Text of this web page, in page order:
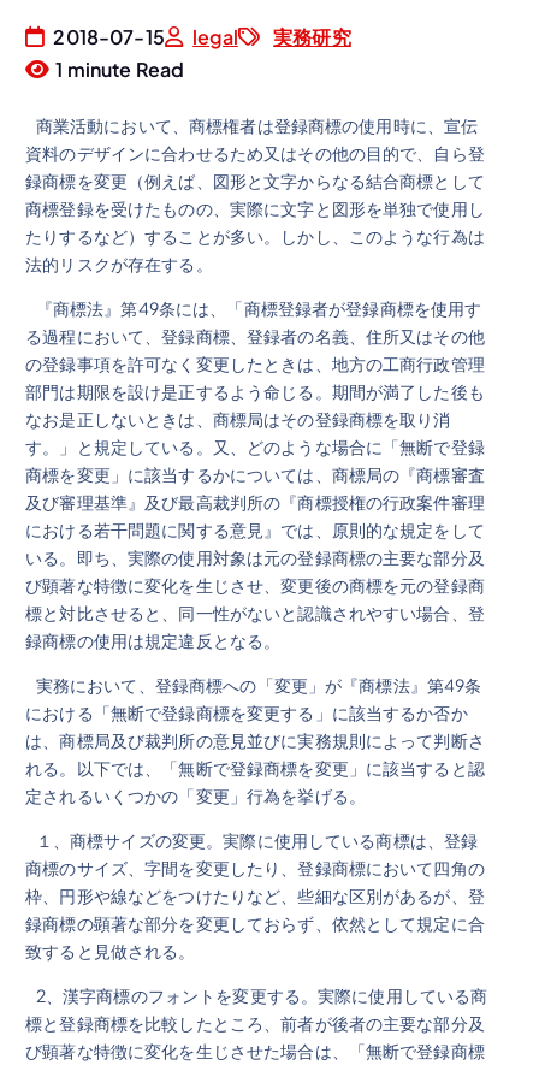
2018-07-15 legal
実務研究
1 minute Read
商業活動において、商標権者は登録商標の使用時に、宣伝
資料のデザインに合わせるため又はその他の目的で、自ら登
録商標を変更（例えば、図形と文字からなる結合商標として
商標登録を受けたものの、実際に文字と図形を単独で使用し
たりするなど）することが多い。しかし、このような行為は
法的リスクが存在する。
『商標法』第49条には、「商標登録者が登録商標を使用す
る過程において、登録商標、登録者の名義、住所又はその他
の登録事項を許可なく変更したときは、地方の工商行政管理
部門は期限を設け是正するよう命じる。期間が満了した後も
なお是正しないときは、商標局はその登録商標を取り消
す。」と規定している。又、どのような場合に「無断で登録
商標を変更」に該当するかについては、商標局の『商標審査
及び審理基準』及び最高裁判所の『商標授権の行政案件審理
における若干問題に関する意見』では、原則的な規定をして
いる。即ち、実際の使用対象は元の登録商標の主要な部分及
び顕著な特徴に変化を生じさせ、変更後の商標を元の登録商
標と対比させると、同一性がないと認識されやすい場合、登
録商標の使用は規定違反となる。
実務において、登録商標への「変更」が『商標法』第49条
における「無断で登録商標を変更する」に該当するか否か
は、商標局及び裁判所の意見並びに実務規則によって判断さ
れる。以下では、「無断で登録商標を変更」に該当すると認
定されるいくつかの「変更」行為を挙げる。
１、商標サイズの変更。実際に使用している商標は、登録
商標のサイズ、字間を変更したり、登録商標において四角の
枠、円形や線などをつけたりなど、些細な区別があるが、登
録商標の顕著な部分を変更しておらず、依然として規定に合
致すると見做される。
2、漢字商標のフォントを変更する。実際に使用している商
標と登録商標を比較したところ、前者が後者の主要な部分及
び顕著な特徴に変化を生じさせた場合は、「無断で登録商標